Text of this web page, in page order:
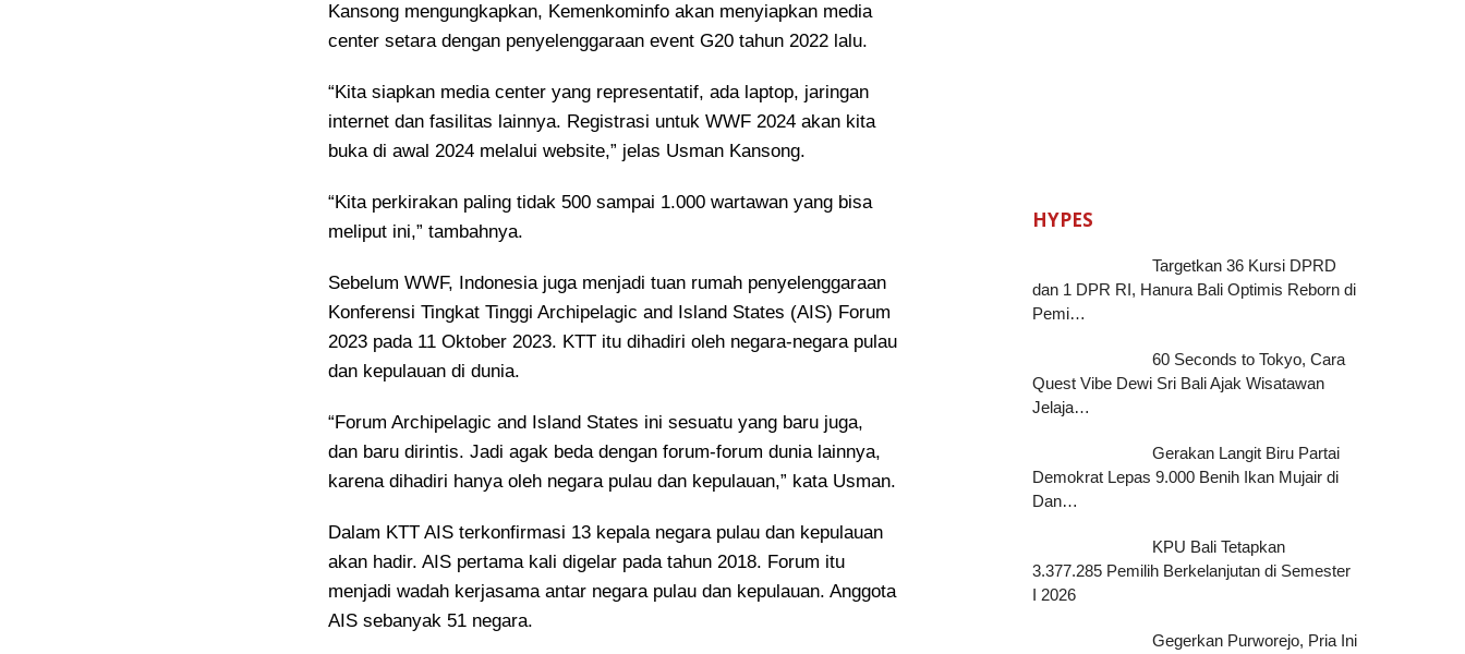
Kansong mengungkapkan, Kemenkominfo akan menyiapkan media
center setara dengan penyelenggaraan event G20 tahun 2022 lalu.
“Kita siapkan media center yang representatif, ada laptop, jaringan
internet dan fasilitas lainnya. Registrasi untuk WWF 2024 akan kita
buka di awal 2024 melalui website,” jelas Usman Kansong.
“Kita perkirakan paling tidak 500 sampai 1.000 wartawan yang bisa
meliput ini,” tambahnya.
Sebelum WWF, Indonesia juga menjadi tuan rumah penyelenggaraan
Konferensi Tingkat Tinggi Archipelagic and Island States (AIS) Forum
2023 pada 11 Oktober 2023. KTT itu dihadiri oleh negara-negara pulau
dan kepulauan di dunia.
“Forum Archipelagic and Island States ini sesuatu yang baru juga,
dan baru dirintis. Jadi agak beda dengan forum-forum dunia lainnya,
karena dihadiri hanya oleh negara pulau dan kepulauan,” kata Usman.
Dalam KTT AIS terkonfirmasi 13 kepala negara pulau dan kepulauan
akan hadir. AIS pertama kali digelar pada tahun 2018. Forum itu
menjadi wadah kerjasama antar negara pulau dan kepulauan. Anggota
AIS sebanyak 51 negara.
HYPES
Targetkan 36 Kursi DPRD
dan 1 DPR RI, Hanura Bali Optimis Reborn di
Pemi…
60 Seconds to Tokyo, Cara
Quest Vibe Dewi Sri Bali Ajak Wisatawan
Jelaja…
Gerakan Langit Biru Partai
Demokrat Lepas 9.000 Benih Ikan Mujair di
Dan…
KPU Bali Tetapkan
3.377.285 Pemilih Berkelanjutan di Semester
I 2026
Gegerkan Purworejo, Pria Ini